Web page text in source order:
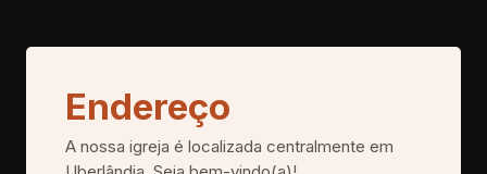
Endereço
A nossa igreja é localizada centralmente em